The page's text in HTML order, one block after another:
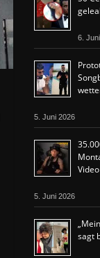
6.
5. Juni 2026
Video
5. Juni 2026
sagt